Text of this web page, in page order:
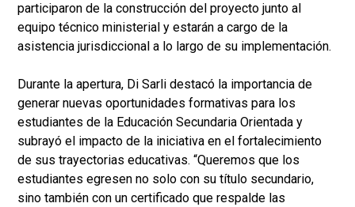
participaron de la construcción del proyecto junto al
equipo técnico ministerial y estarán a cargo de la
asistencia jurisdiccional a lo largo de su implementación.
Durante la apertura, Di Sarli destacó la importancia de
generar nuevas oportunidades formativas para los
estudiantes de la Educación Secundaria Orientada y
subrayó el impacto de la iniciativa en el fortalecimiento
de sus trayectorias educativas. “Queremos que los
estudiantes egresen no solo con su título secundario,
sino también con un certificado que respalde las